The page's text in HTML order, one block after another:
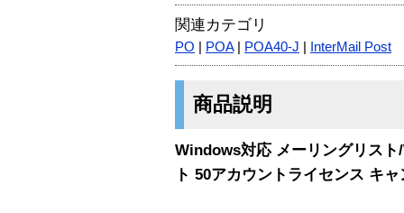
関連カテゴリ
PO POA| POA40-J InterMail Post
商品説明
Windows対応 メーリングリス
ト 50アカウントライセンス キ